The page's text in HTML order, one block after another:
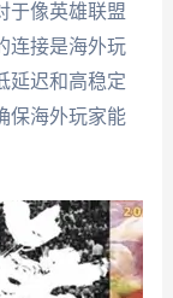
于像英雄联盟
连接是海外玩
延迟和高稳定
保海外玩家能